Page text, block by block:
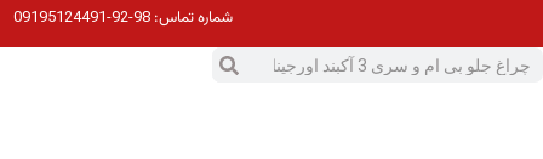
شماره تماس:98-92-09195124491